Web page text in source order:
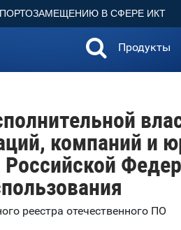
В СФЕРЕ ИКТ
Продукты
компаний и
реестра отечественного ПО